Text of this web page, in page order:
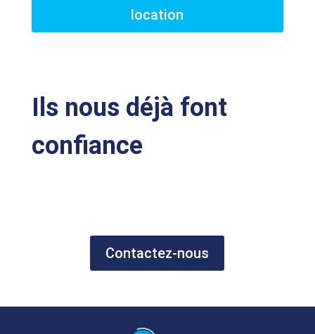
location
Ils nous déjà font
confiance
Contactez-nous